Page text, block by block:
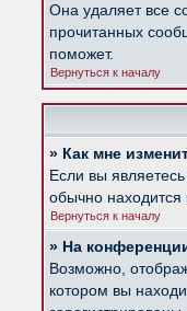
Она удаляет все
прочитанных
поможет.
Вернуться к началу
» Как мне
Если вы
обычно находится
Вернуться к началу
» На
Возможно,
котором вы